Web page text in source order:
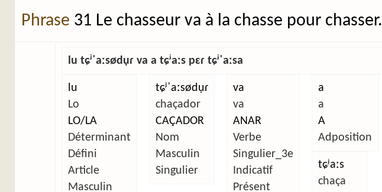
Phrase 31 Le chasseur va à la chasse pour chasser.
lu tɕʲˈaːsødụɾ va a tɕʲaːs pɛɾ tɕʲˈaːsa
lu
Lo
LO/LA
Déterminant
Défini
Article
Masculin
tɕʲˈaːsødụɾ
chaçador
CAÇADOR
Nom
Masculin
Singulier
va
va
ANAR
Verbe
Singulier_3e
Indicatif
Présent
a
a
A
Adposition
tɕʲaːs
chaça